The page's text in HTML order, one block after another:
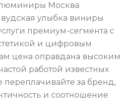
Москва
улыбка виниры
премиум-сегмента с
и цифровым
цена оправдана высоким
работой известных
переплачивайте за бренд,
и соотношение